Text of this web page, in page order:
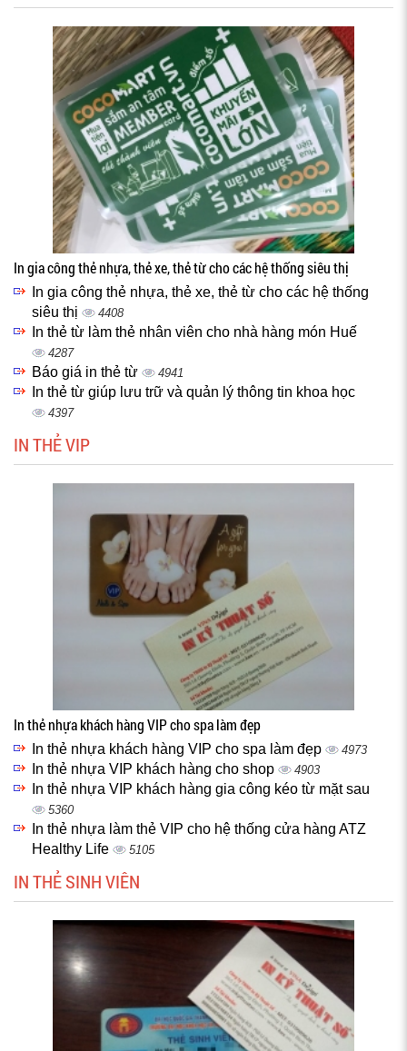
In gia công thẻ nhựa, thẻ xe, thẻ từ cho các hệ thống siêu thị
In gia công thẻ nhựa, thẻ xe, thẻ từ cho các hệ thống
siêu thị
4408
In thẻ từ làm thẻ nhân viên cho nhà hàng món Huế
4287
Báo giá in thẻ từ 4941
In thẻ từ giúp lưu trữ và quản lý thông tin khoa học
4397
IN THẺ VIP
In thẻ nhựa khách hàng VIP cho spa làm đẹp
In thẻ nhựa khách hàng VIP cho spa làm đẹp 4973
In thẻ nhựa VIP khách hàng cho shop 4903
In thẻ nhựa VIP khách hàng gia công kéo từ mặt sau
5360
In thẻ nhựa làm thẻ VIP cho hệ thống cửa hàng ATZ
Healthy Life
5105
IN THẺ SINH VIÊN